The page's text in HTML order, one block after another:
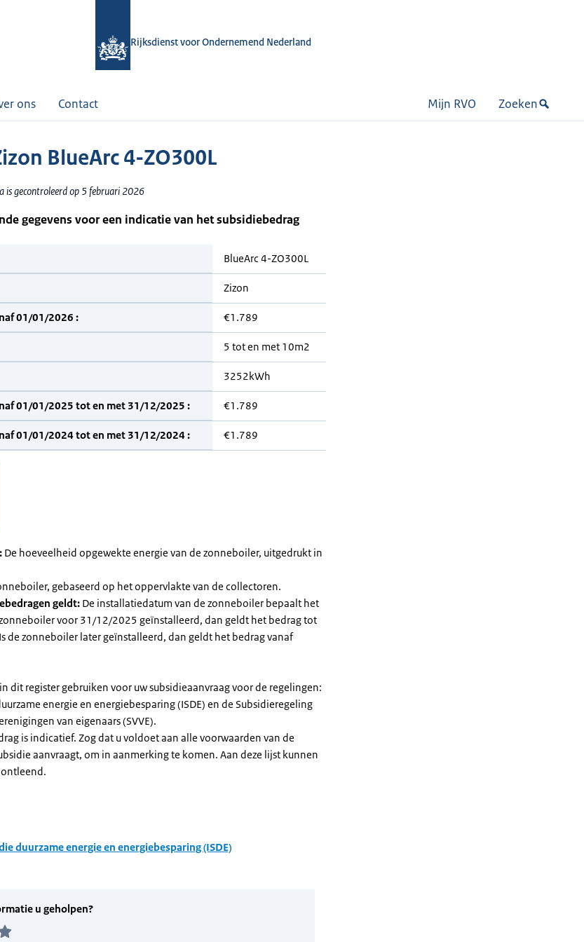
Rijksdienst voor Ondernemend Nederland
ons Contact Mijn RVO Zoeken
BlueArc 4-ZO300L
is gecontroleerd op 5 februari 2026
gegevens voor een indicatie van het subsidiebedrag
BlueArc 4-ZO300L
Zizon
01/01/2026 : €1.789
5 tot en met 10m2
3252kWh
01/01/2025 tot en met 31/12/2025 : €1.789
01/01/2024 tot en met 31/12/2024 : €1.789
De hoeveelheid opgewekte energie van de zonneboiler, uitgedrukt in
gebaseerd op het oppervlakte van de collectoren.
geldt: De installatiedatum van de zonneboiler bepaalt het
voor 31/12/2025 geïnstalleerd, dan geldt het bedrag tot
de zonneboiler later geïnstalleerd, dan geldt het bedrag vanaf
dit register gebruiken voor uw subsidieaanvraag voor de regelingen:
energie en energiebesparing (ISDE) en de Subsidieregeling
van eigenaars (SVVE).
is indicatief. Zog dat u voldoet aan alle voorwaarden van de
aanvraagt, om in aanmerking te komen. Aan deze lijst kunnen
duurzame energie en energiebesparing (ISDE)